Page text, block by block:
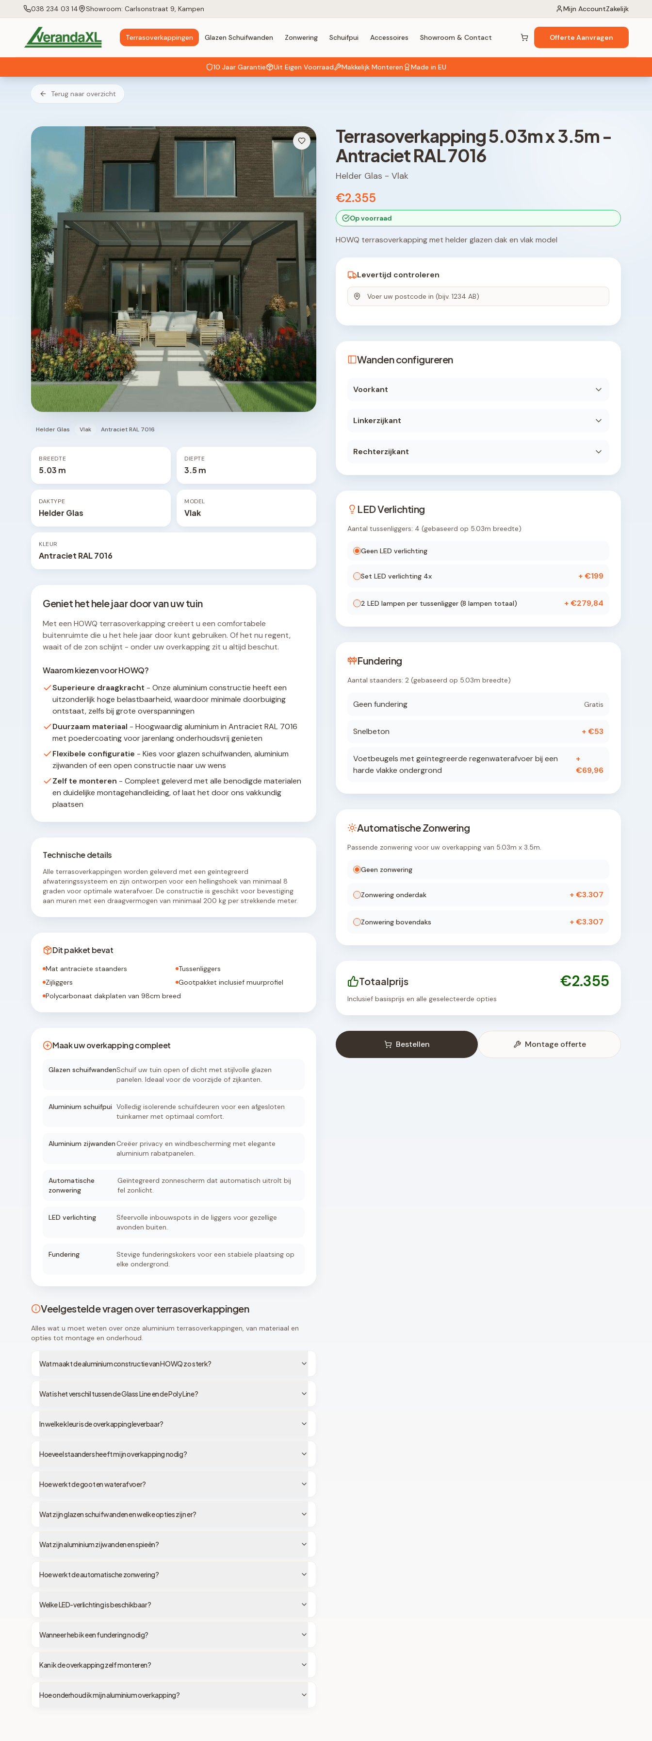
038 234 03 14 Showroom: Carlsonstraat 9, Kampen Mijn AccountZakelijk
Terrasoverkappingen Glazen Schuifwanden Zonwering Schuifpui Accessoires Showroom & Contact Winkelwagen (0items)
Offerte Aanvragen
10 Jaar Garantie Uit Eigen Voorraad Makkelijk Monteren Made in EU
Terug naar overzicht
Helder Glas Vlak Antraciet RAL 7016
BREEDTE
5.03 m
DIEPTE
3.5 m
DAKTYPE
Helder Glas
MODEL
Vlak
KLEUR
Antraciet RAL 7016
Geniet het hele jaar door van uw tuin
Met een HOWQ terrasoverkapping creëert u een comfortabele
buitenruimte die u het hele jaar door kunt gebruiken. Of het nu regent,
waait of de zon schijnt - onder uw overkapping zit u altijd beschut.
Waarom kiezen voor HOWQ?
Superieure draagkracht - Onze aluminium constructie heeft een
uitzonderlijk hoge belastbaarheid, waardoor minimale doorbuiging
ontstaat, zelfs bij grote overspanningen
Duurzaam materiaal - Hoogwaardig aluminium in Antraciet RAL 7016
met poedercoating voor jarenlang onderhoudsvrij genieten
Flexibele configuratie - Kies voor glazen schuifwanden, aluminium
zijwanden of een open constructie naar uw wens
Zelf te monteren - Compleet geleverd met alle benodigde materialen
en duidelijke montagehandleiding, of laat het door ons vakkundig
plaatsen
Technische details
Alle terrasoverkappingen worden geleverd met een geïntegreerd
afwateringssysteem en zijn ontworpen voor een hellingshoek van minimaal 8
graden voor optimale waterafvoer. De constructie is geschikt voor bevestiging
aan muren met een draagvermogen van minimaal 200 kg per strekkende meter.
Dit pakket bevat
Mat antraciete staanders
Tussenliggers
Zijliggers
Gootpakket inclusief muurprofiel
Polycarbonaat dakplaten van 98cm breed
Maak uw overkapping compleet
Glazen schuifwandenSchuif uw tuin open of dicht met stijlvolle glazen
panelen. Ideaal voor de voorzijde of zijkanten.
Aluminium schuifpui Volledig isolerende schuifdeuren voor een afgesloten
tuinkamer met optimaal comfort.
Aluminium zijwandenCreëer privacy en windbescherming met elegante
aluminium rabatpanelen.
Automatische
zonwering
Geïntegreerd zonnescherm dat automatisch uitrolt bij
fel zonlicht.
LED verlichting
Sfeervolle inbouwspots in de liggers voor gezellige
avonden buiten.
Fundering
Stevige funderingskokers voor een stabiele plaatsing op
elke ondergrond.
Veelgestelde vragen over terrasoverkappingen
Alles wat u moet weten over onze aluminium terrasoverkappingen, van materiaal en
opties tot montage en onderhoud.
Wat maakt de aluminium constructie van HOWQ zo sterk?
Wat is het verschil tussen de Glass Line en de Poly Line?
In welke kleur is de overkapping leverbaar?
Hoeveel staanders heeft mijn overkapping nodig?
Hoe werkt de goot en waterafvoer?
Wat zijn glazen schuifwanden en welke opties zijn er?
Wat zijn aluminium zijwanden en spieën?
Hoe werkt de automatische zonwering?
Welke LED-verlichting is beschikbaar?
Wanneer heb ik een fundering nodig?
Kan ik de overkapping zelf monteren?
Hoe onderhoud ik mijn aluminium overkapping?
Terrasoverkapping5.03m x3.5m -
Antraciet RAL 7016
Helder Glas - Vlak
€2.355
Op voorraad
HOWQ terrasoverkapping met helder glazen dak en vlak model
Levertijd controleren
Wanden configureren
Voorkant
Linkerzijkant
Rechterzijkant
LED Verlichting
Aantal tussenliggers: 4 (gebaseerd op 5.03m breedte)
Geen LED verlichting
Set LED verlichting 4x + €199
2 LED lampen per tussenligger (8 lampen totaal) + €279,84
Fundering
Aantal staanders: 2 (gebaseerd op 5.03m breedte)
Geen fundering Gratis
Snelbeton + €53
Voetbeugels met geïntegreerde regenwaterafvoer bij een
harde vlakke ondergrond
+
€69,96
Automatische Zonwering
Passende zonwering voor uw overkapping van 5.03m x 3.5m.
Geen zonwering
Zonwering onderdak + €3.307
Zonwering bovendaks + €3.307
Totaalprijs €2.355
Inclusief basisprijs en alle geselecteerde opties
Bestellen Montage offerte